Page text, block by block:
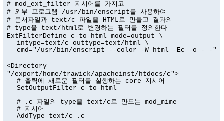
# mod_ext_filter 지시어를 가지고
# 외부 프로그램 /usr/bin/enscript를 사용하여
# 문서파일과 text/c 파일을 HTML로 만들고 결과의
# type을 text/html로 변경하는 필터를 정의한다
ExtFilterDefine c-to-html mode=output \
intype=text/c outtype=text/html \
cmd="/usr/bin/enscript --color -W html -Ec -o - -"
<Directory
"/export/home/trawick/apacheinst/htdocs/c">
# 출력에 새로운 필터를 실행하는 core 지시어
SetOutputFilter c-to-html
# .c 파일의 type을 text/c로 만드는 mod_mime
# 지시어
AddType text/c .c